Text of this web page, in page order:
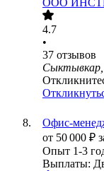
ООО
4.7
•
37 отзывов
Сыктывкар,
Офис-
от 50 000 ₽
Опыт 1-3
Выплаты: